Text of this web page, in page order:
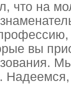
что на
вы